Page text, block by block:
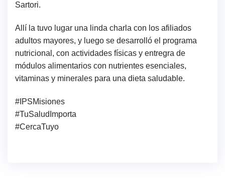
Sartori.
Allí la tuvo lugar una linda charla con los afiliados
adultos mayores, y luego se desarrolló el programa
nutricional, con actividades físicas y entregra de
módulos alimentarios con nutrientes esenciales,
vitaminas y minerales para una dieta saludable.
#IPSMisiones
#TuSaludImporta
#CercaTuyo